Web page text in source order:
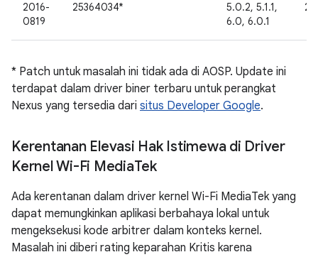
2016-
0819
25364034*
5.0.2, 5.1.1,
6.0, 6.0.1
* Patch untuk masalah ini tidak ada di AOSP. Update ini
terdapat dalam driver biner terbaru untuk perangkat
Nexus yang tersedia dari situs Developer Google.
Kerentanan Elevasi Hak Istimewa di Driver
Kernel Wi-Fi MediaTek
Ada kerentanan dalam driver kernel Wi-Fi MediaTek yang
dapat memungkinkan aplikasi berbahaya lokal untuk
mengeksekusi kode arbitrer dalam konteks kernel.
Masalah ini diberi rating keparahan Kritis karena